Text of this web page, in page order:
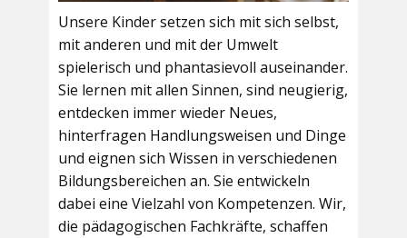
Unsere Kinder setzen sich mit sich selbst,
mit anderen und mit der Umwelt
spielerisch und phantasievoll auseinander.
Sie lernen mit allen Sinnen, sind neugierig,
entdecken immer wieder Neues,
hinterfragen Handlungsweisen und Dinge
und eignen sich Wissen in verschiedenen
Bildungsbereichen an. Sie entwickeln
dabei eine Vielzahl von Kompetenzen. Wir,
die pädagogischen Fachkräfte, schaffen